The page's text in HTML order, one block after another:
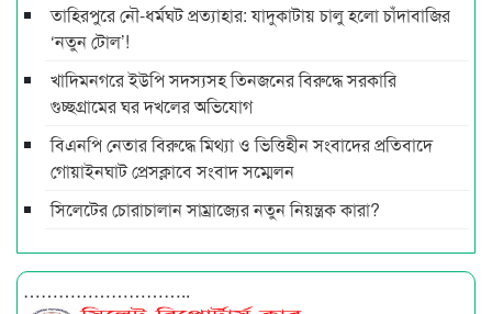
তাহিরপুরে নৌ-ধর্মঘট প্রত্যাহার: যাদুকাটায় চালু হলো চাঁদাবাজির
‘নতুন টোল’!
খাদিমনগরে ইউপি সদস্যসহ তিনজনের বিরুদ্ধে সরকারি
গুচ্ছগ্রামের ঘর দখলের অভিযোগ
বিএনপি নেতার বিরুদ্ধে মিথ্যা ও ভিত্তিহীন সংবাদের প্রতিবাদে
গোয়াইনঘাট প্রেসক্লাবে সংবাদ সম্মেলন
সিলেটের চোরাচালান সাম্রাজ্যের নতুন নিয়ন্ত্রক কারা?
………………………..